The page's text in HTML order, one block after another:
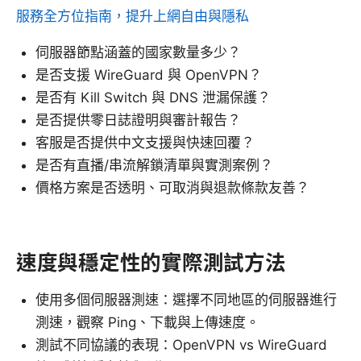
服務全方位指南，提升上網自由與隱私
伺服器節點涵蓋的國家數量多少？
是否支援 WireGuard 與 OpenVPN？
是否有 Kill Switch 與 DNS 泄漏保護？
是否提供零日誌證明與審計報告？
客服是否提供中文支援與快速回覆？
是否有直播/串流解鎖清單與實測案例？
價格方案是否透明、可取消與退款條款友善？
速度與穩定性的實際測試方法
使用多個伺服器測速：選擇不同地區的伺服器進行
測速，觀察 Ping、下載與上傳速度。
測試不同協議的表現：OpenVPN vs WireGuard